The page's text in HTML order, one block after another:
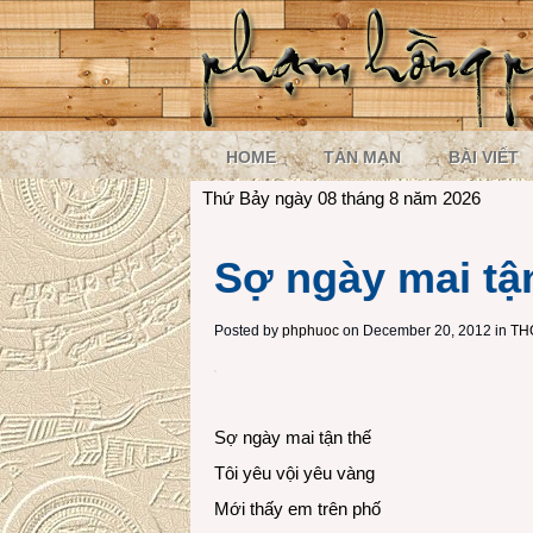
HOME TẢN MẠN BÀI VIẾT
Thứ Bảy ngày 08 tháng 8 năm 2026
Sợ ngày mai
Posted by phphuoc on December 20, 2012 in
Sợ ngày mai tận thế
Tôi yêu vội yêu vàng
Mới thấy em trên phố